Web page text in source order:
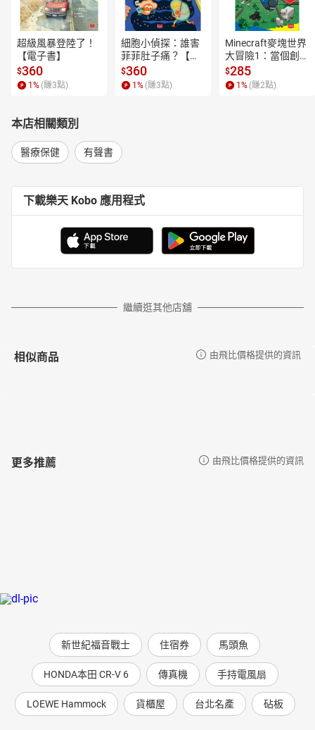
超級風暴登陸了！
【電子書】
$360
1 % (賺3點)
細胞小偵探：誰害
菲菲肚子痛？【電
子書】
$360
1 % (賺3點)
Minecraft麥塊世界
大冒險1：當個創世
神！【電子書】
$285
1 % (賺2點)
本店相關類別
醫療保健 有聲書
下載樂天 Kobo 應用程式
繼續逛其他店舖
相似商品 由飛比價格提供的資訊
更多推薦 由飛比價格提供的資訊
新世紀福音戰士 住宿券 馬頭魚
HONDA本田 CR-V 6 傳真機 手持電風扇
LOEWE Hammock 貨櫃屋 台北名產 砧板